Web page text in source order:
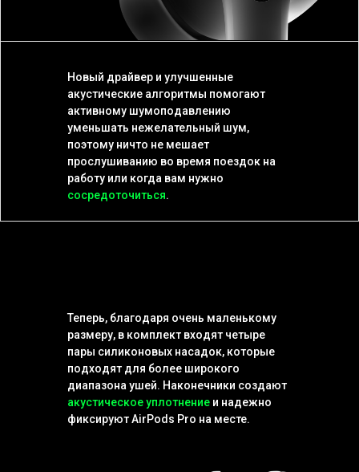
Новый драйвер и улучшенные
акустические алгоритмы помогают
активному шумоподавлению
уменьшать нежелательный шум,
поэтому ничто не мешает
прослушиванию во время поездок на
работу или когда вам нужно
сосредоточиться.
Теперь, благодаря очень маленькому
размеру, в комплект входят четыре
пары силиконовых насадок, которые
подходят для более широкого
диапазона ушей. Наконечники создают
акустическое уплотнение и надежно
фиксируют AirPods Pro на месте.